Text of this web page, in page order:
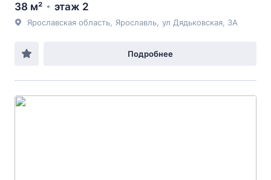
38 м² этаж 2
Ярославская область Ярославль ул Дядьковская , 3А
Подробнее